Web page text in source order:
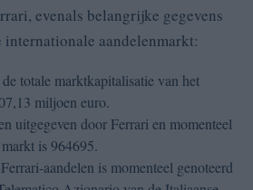
evenals belangrijke gegevens
aandelenmarkt:
totale marktkapitalisatie van het
miljoen euro.
uitgegeven door Ferrari en momenteel
is 964695.
aandelen is momenteel genoteerd